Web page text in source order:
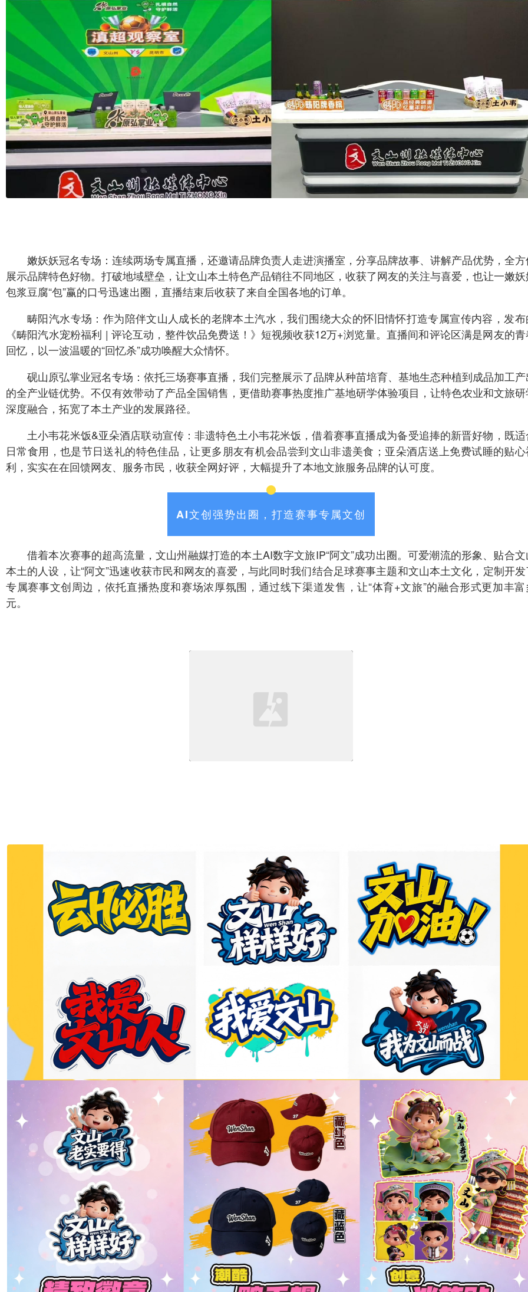
嫩妖妖冠名专场：连续两场专属直播，还邀请品牌负责人走进演播室，分享品牌故事、讲解产品优势，全
展示品牌特色好物。打破地域壁垒，让文山本土特色产品销往不同地区，收获了网友的关注与喜爱，也让一嫩
包浆豆腐“包”赢的口号迅速出圈，直播结束后收获了来自全国各地的订单。
畴阳汽水专场：作为陪伴文山人成长的老牌本土汽水，我们围绕大众的怀旧情怀打造专属宣传内容，发
《畴阳汽水宠粉福利 | 评论互动，整件饮品免费送！》短视频收获12万+浏览量。直播间和评论区满是网友的
回忆，以一波温暖的“回忆杀”成功唤醒大众情怀。
砚山原弘掌业冠名专场：依托三场赛事直播，我们完整展示了品牌从种苗培育、基地生态种植到成品加工
的全产业链优势。不仅有效带动了产品全国销售，更借助赛事热度推广基地研学体验项目，让特色农业和文旅
深度融合，拓宽了本土产业的发展路径。
土小韦花米饭&亚朵酒店联动宣传：非遗特色土小韦花米饭，借着赛事直播成为备受追捧的新晋好物，既
日常食用，也是节日送礼的特色佳品，让更多朋友有机会品尝到文山非遗美食；亚朵酒店送上免费试睡的贴
利，实实在在回馈网友、服务市民，收获全网好评，大幅提升了本地文旅服务品牌的认可度。
AI文创强势出圈，打造赛事专属文创
借着本次赛事的超高流量，文山州融媒打造的本土AI数字文旅IP“阿文”成功出圈。可爱潮流的形象、贴合
本土的人设，让“阿文”迅速收获市民和网友的喜爱，与此同时我们结合足球赛事主题和文山本土文化，定制开
专属赛事文创周边，依托直播热度和赛场浓厚氛围，通过线下渠道发售，让“体育+文旅”的融合形式更加丰
元。